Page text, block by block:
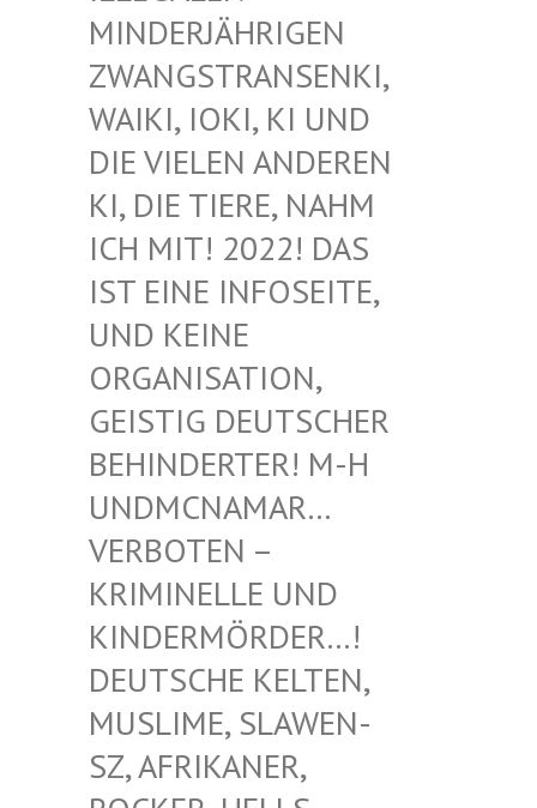
INDERJÄHRIGEN Z
WANGSTRANSENKI, W
AIKI, IOKI, KI UND D
IE VIELEN ANDEREN K
I, DIE TIERE, NAHM I
CH MIT! 2022! DAS I
ST EINE INFOSEITE, U
ND KEINE O
RGANISATION, G
EISTIG DEUTSCHER B
EHINDERTER! M-H U
NDMCNAMAR… V
ERBOTEN – K
RIMINELLE UND K
INDERMÖRDER…! D
EUTSCHE KELTEN, M
USLIME, SLAWEN-S
Z, AFRIKANER, R